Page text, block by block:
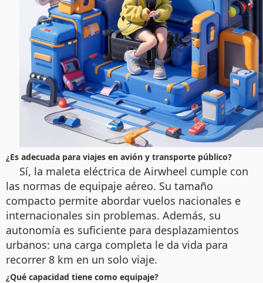
¿Es adecuada para viajes en avión y transporte público?
Sí, la maleta eléctrica de Airwheel cumple con
las normas de equipaje aéreo. Su tamaño
compacto permite abordar vuelos nacionales e
internacionales sin problemas. Además, su
autonomía es suficiente para desplazamientos
urbanos: una carga completa le da vida para
recorrer 8 km en un solo viaje.
¿Qué capacidad tiene como equipaje?